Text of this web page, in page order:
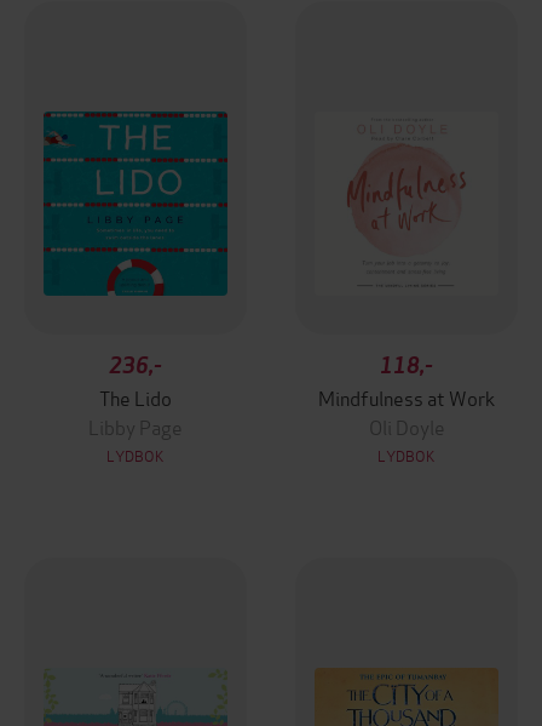
236,-
The Lido
Libby Page
LYDBOK
118,-
Mindfulness at Work
Oli Doyle
LYDBOK